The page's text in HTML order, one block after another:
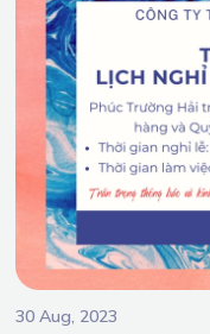
30 Aug, 2023